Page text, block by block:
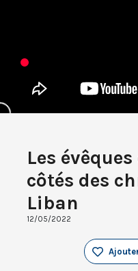
Les
côtés des
Liban
12/05/2022